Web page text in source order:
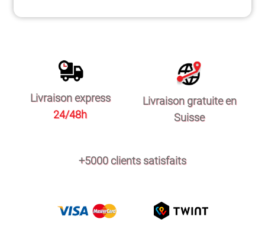
Livraison express
24/48h
Livraison gratuite en
Suisse
+5000 clients satisfaits